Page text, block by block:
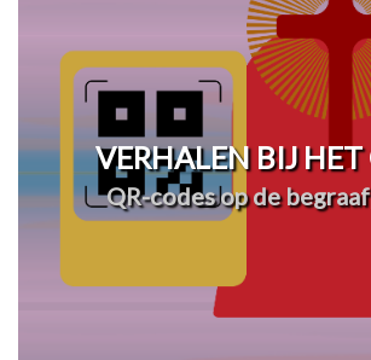
VERHALEN BIJ HET
QR-codes op de